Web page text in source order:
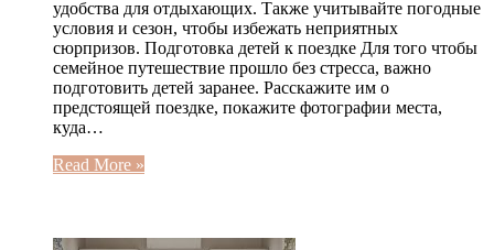
удобства для отдыхающих. Также учитывайте погодные
условия и сезон, чтобы избежать неприятных
сюрпризов. Подготовка детей к поездке Для того чтобы
семейное путешествие прошло без стресса, важно
подготовить детей заранее. Расскажите им о
предстоящей поездке, покажите фотографии места,
куда…
Read More »